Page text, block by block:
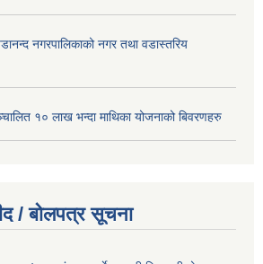
नगरपालिकाको नगर तथा वडास्तरिय
१० लाख भन्दा माथिका योजनाको बिवरणहरु
/ बोलपत्र सूचना